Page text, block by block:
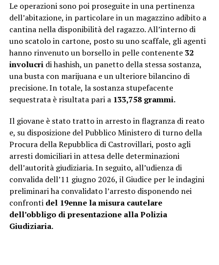
Le operazioni sono poi proseguite in una pertinenza
dell’abitazione, in particolare in un magazzino adibito a
cantina nella disponibilità del ragazzo. All’interno di
uno scatolo in cartone, posto su uno scaffale, gli agenti
hanno rinvenuto un borsello in pelle contenente 32
involucridi hashish, un panetto della stessa sostanza,
una busta con marijuana e un ulteriore bilancino di
precisione. In totale, la sostanza stupefacente
sequestrata è risultata pari a 133,758 grammi.
Il giovane è stato tratto in arresto in flagranza di reato
e, su disposizione del Pubblico Ministero di turno della
Procura della Repubblica di Castrovillari, posto agli
arresti domiciliari in attesa delle determinazioni
dell’autorità giudiziaria. In seguito, all’udienza di
convalida dell’11 giugno 2026, il Giudice per le indagini
preliminari ha convalidato l’arresto disponendo nei
confronti del 19enne la misura cautelare
dell’obbligo di presentazione alla Polizia
Giudiziaria.